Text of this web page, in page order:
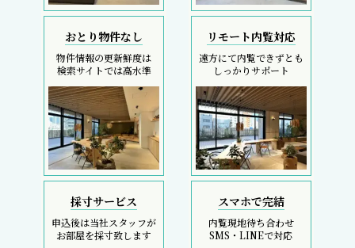
おとり物件なし
物件情報の更新鮮度は
検索サイトでは高水準
リモート内覧対応
遠方にて内覧できずとも
しっかりサポート
採寸サービス
申込後は当社スタッフが
お部屋を採寸致します
スマホで完結
内覧現地待ち合わせ
SMS・LINEで対応